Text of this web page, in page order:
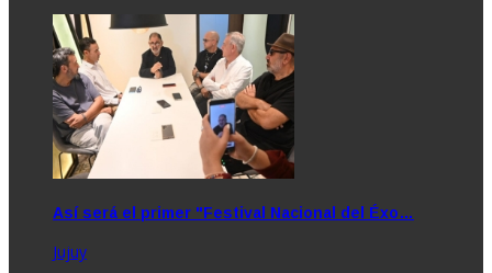
Así será el primer "Festival Nacional del Éxo…
Jujuy